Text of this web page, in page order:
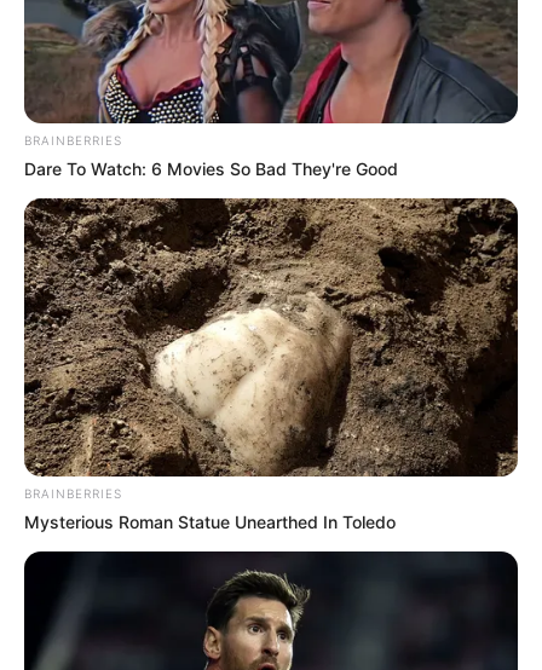
These Wedding Dance Moves Broke The Internet
BRAINBERRIES
6 Best 90’s Action Movies From Your Childhood
BRAINBERRIES
BRAINBERRIES
Dare To Watch: 6 Movies So Bad They're Good
BRAINBERRIES
Mysterious Roman Statue Unearthed In Toledo